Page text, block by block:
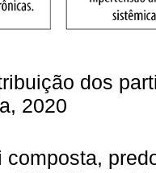
dos
2020
composta,